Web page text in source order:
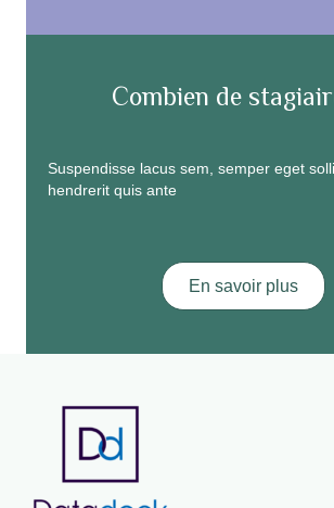
Combien de
Suspendisse lacus sem, semper eget
hendrerit quis ante
En savoir plus